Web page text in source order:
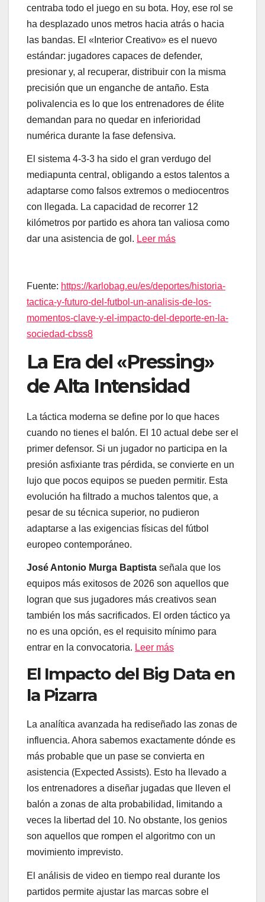
centraba todo el juego en su bota. Hoy, ese rol se
ha desplazado unos metros hacia atrás o hacia
las bandas. El «Interior Creativo» es el nuevo
estándar: jugadores capaces de defender,
presionar y, al recuperar, distribuir con la misma
precisión que un enganche de antaño. Esta
polivalencia es lo que los entrenadores de élite
demandan para no quedar en inferioridad
numérica durante la fase defensiva.
El sistema 4-3-3 ha sido el gran verdugo del
mediapunta central, obligando a estos talentos a
adaptarse como falsos extremos o mediocentros
con llegada. La capacidad de recorrer 12
kilómetros por partido es ahora tan valiosa como
dar una asistencia de gol. Leer más
Fuente: https://karlobag.eu/es/deportes/historia-
tactica-y-futuro-del-futbol-un-analisis-de-los-
momentos-clave-y-el-impacto-del-deporte-en-la-
sociedad-cbss8
La Era del «Pressing»
de Alta Intensidad
La táctica moderna se define por lo que haces
cuando no tienes el balón. El 10 actual debe ser el
primer defensor. Si un jugador no participa en la
presión asfixiante tras pérdida, se convierte en un
lujo que pocos equipos se pueden permitir. Esta
evolución ha filtrado a muchos talentos que, a
pesar de su técnica superior, no pudieron
adaptarse a las exigencias físicas del fútbol
europeo contemporáneo.
José Antonio Murga Baptista señala que los
equipos más exitosos de 2026 son aquellos que
logran que sus jugadores más creativos sean
también los más sacrificados. El orden táctico ya
no es una opción, es el requisito mínimo para
entrar en la convocatoria. Leer más
El Impacto del Big Data en
la Pizarra
La analítica avanzada ha rediseñado las zonas de
influencia. Ahora sabemos exactamente dónde es
más probable que un pase se convierta en
asistencia (Expected Assists). Esto ha llevado a
los entrenadores a diseñar jugadas que lleven el
balón a zonas de alta probabilidad, limitando a
veces la libertad del 10. No obstante, los genios
son aquellos que rompen el algoritmo con un
movimiento imprevisto.
El análisis de video en tiempo real durante los
partidos permite ajustar las marcas sobre el